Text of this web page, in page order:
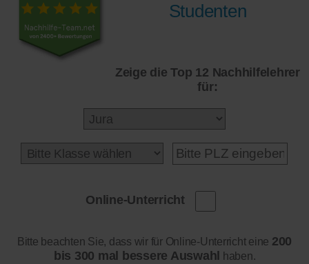
Studenten
Zeige die Top 12 Nachhilfelehrer
für:
Online-Unterricht
Bitte beachten Sie, dass wir für Online-Unterricht eine 200
bis 300 mal bessere Auswahl haben.